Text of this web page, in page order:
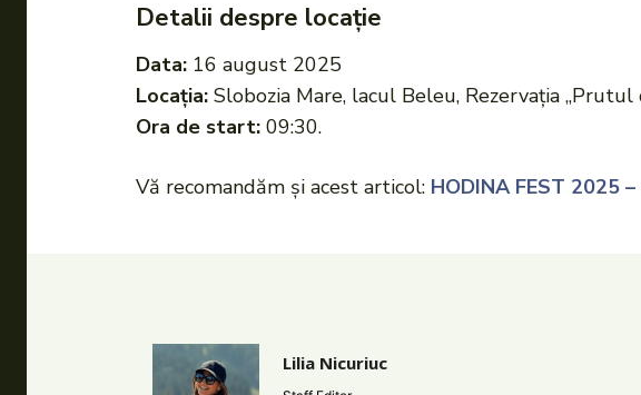
Detalii despre locație
Data: 16 august 2025
Locația: Slobozia Mare, lacul Beleu, Rezervația „Prutul
Ora de start: 09:30.
Vă recomandăm și acest articol: HODINA FEST 2025
Lilia Nicuriuc